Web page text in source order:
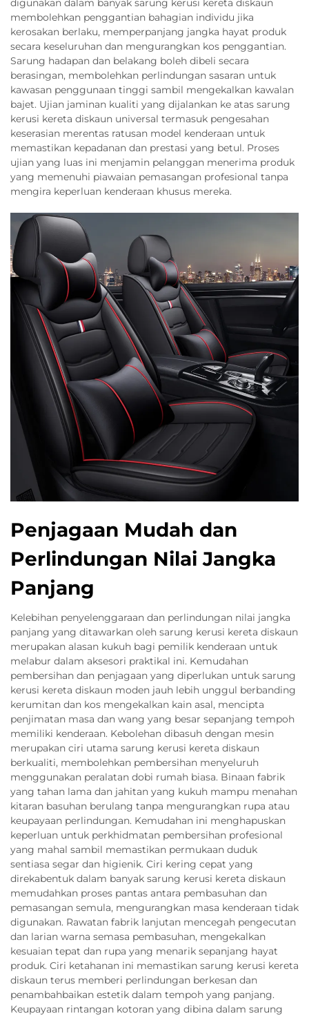
digunakan dalam banyak sarung kerusi kereta diskaun
membolehkan penggantian bahagian individu jika
kerosakan berlaku, memperpanjang jangka hayat produk
secara keseluruhan dan mengurangkan kos penggantian.
Sarung hadapan dan belakang boleh dibeli secara
berasingan, membolehkan perlindungan sasaran untuk
kawasan penggunaan tinggi sambil mengekalkan kawalan
bajet. Ujian jaminan kualiti yang dijalankan ke atas sarung
kerusi kereta diskaun universal termasuk pengesahan
keserasian merentas ratusan model kenderaan untuk
memastikan kepadanan dan prestasi yang betul. Proses
ujian yang luas ini menjamin pelanggan menerima produk
yang memenuhi piawaian pemasangan profesional tanpa
mengira keperluan kenderaan khusus mereka.
Penjagaan Mudah dan
Perlindungan Nilai Jangka
Panjang
Kelebihan penyelenggaraan dan perlindungan nilai jangka
panjang yang ditawarkan oleh sarung kerusi kereta diskaun
merupakan alasan kukuh bagi pemilik kenderaan untuk
melabur dalam aksesori praktikal ini. Kemudahan
pembersihan dan penjagaan yang diperlukan untuk sarung
kerusi kereta diskaun moden jauh lebih unggul berbanding
kerumitan dan kos mengekalkan kain asal, mencipta
penjimatan masa dan wang yang besar sepanjang tempoh
memiliki kenderaan. Kebolehan dibasuh dengan mesin
merupakan ciri utama sarung kerusi kereta diskaun
berkualiti, membolehkan pembersihan menyeluruh
menggunakan peralatan dobi rumah biasa. Binaan fabrik
yang tahan lama dan jahitan yang kukuh mampu menahan
kitaran basuhan berulang tanpa mengurangkan rupa atau
keupayaan perlindungan. Kemudahan ini menghapuskan
keperluan untuk perkhidmatan pembersihan profesional
yang mahal sambil memastikan permukaan duduk
sentiasa segar dan higienik. Ciri kering cepat yang
direkabentuk dalam banyak sarung kerusi kereta diskaun
memudahkan proses pantas antara pembasuhan dan
pemasangan semula, mengurangkan masa kenderaan tidak
digunakan. Rawatan fabrik lanjutan mencegah pengecutan
dan larian warna semasa pembasuhan, mengekalkan
kesuaian tepat dan rupa yang menarik sepanjang hayat
produk. Ciri ketahanan ini memastikan sarung kerusi kereta
diskaun terus memberi perlindungan berkesan dan
penambahbaikan estetik dalam tempoh yang panjang.
Keupayaan rintangan kotoran yang dibina dalam sarung